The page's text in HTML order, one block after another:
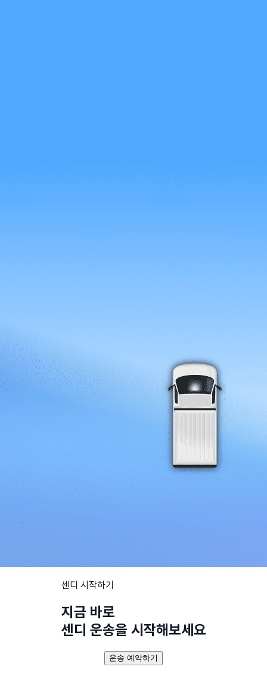
센디 시작하기
지금 바로
센디 운송을 시작해보세요
운송 예약하기